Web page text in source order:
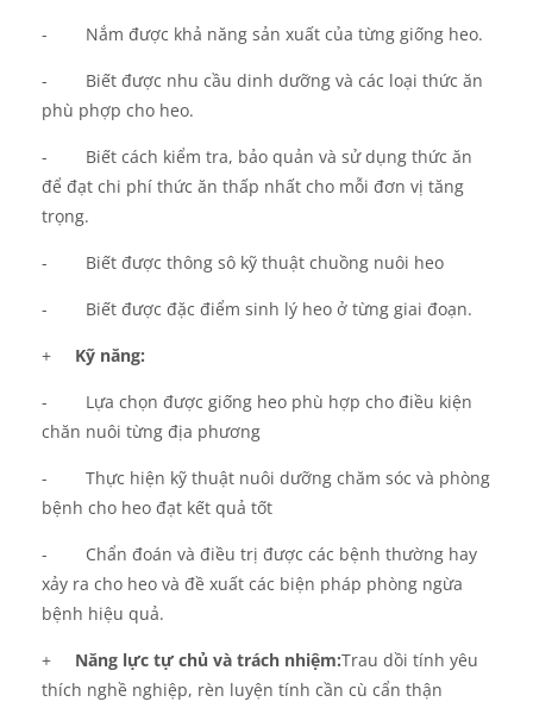
- Nắm được khả năng sản xuất của từng giống heo.
- Biết được nhu cầu dinh dưỡng và các loại thức ăn
phù phợp cho heo.
- Biết cách kiểm tra, bảo quản và sử dụng thức ăn
để đạt chi phí thức ăn thấp nhất cho mỗi đơn vị tăng
trọng.
- Biết được thông sô kỹ thuật chuồng nuôi heo
- Biết được đặc điểm sinh lý heo ở từng giai đoạn.
+ Kỹ năng:
- Lựa chọn được giống heo phù hợp cho điều kiện
chăn nuôi từng địa phương
- Thực hiện kỹ thuật nuôi dưỡng chăm sóc và phòng
bệnh cho heo đạt kết quả tốt
- Chẩn đoán và điều trị được các bệnh thường hay
xảy ra cho heo và đề xuất các biện pháp phòng ngừa
bệnh hiệu quả.
+ Năng lực tựchủ và trách nhiệm:Trau dồi tính yêu
thích nghề nghiệp, rèn luyện tính cần cù cẩn thận